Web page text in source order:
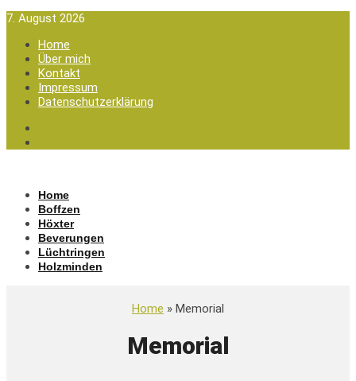
7. August 2026
Home
Über mich
Kontakt
Impressum
Datenschutzerklärung
Home
Boffzen
Höxter
Beverungen
Lüchtringen
Holzminden
Home » Memorial
Memorial